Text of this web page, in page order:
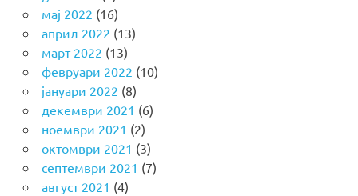
мај 2022 (16)
април 2022 (13)
март 2022 (13)
февруари 2022 (10)
јануари 2022 (8)
декември 2021 (6)
ноември 2021 (2)
октомври 2021 (3)
септември 2021 (7)
август 2021 (4)